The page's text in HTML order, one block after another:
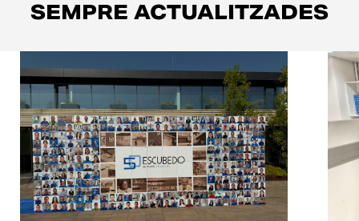
SEMPRE ACTUALITZADES